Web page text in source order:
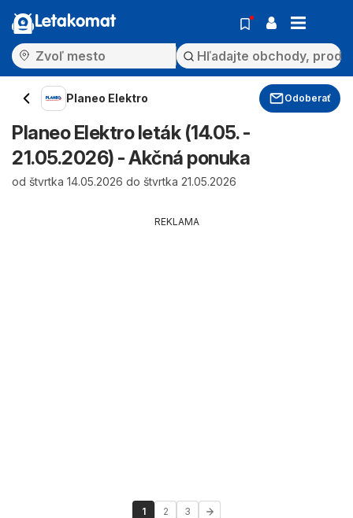
Letakomat
Planeo Elektro Odoberať
Planeo Elektro leták (14.05. -
21.05.2026) - Akčná ponuka
od štvrtka 14.05.2026 do štvrtka 21.05.2026
REKLAMA
1 2 3